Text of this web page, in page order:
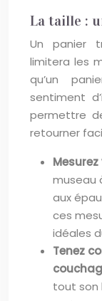
La taille :
Un panier
limitera les
qu’un
sentiment
permettre
retourner
museau
aux
ces
idéales
Tenez
tout son